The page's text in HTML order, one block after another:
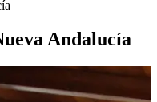
Andalucía